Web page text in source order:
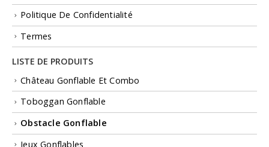
Politique De Confidentialité
Termes
LISTE DE PRODUITS
Château Gonflable Et Combo
Toboggan Gonflable
Obstacle Gonflable
Jeux Gonflables